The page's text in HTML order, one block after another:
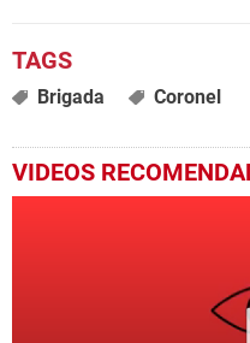
Brigada Coronel
VIDEOS